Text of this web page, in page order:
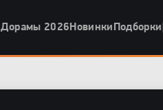
Дорамы 2026 Новинки Подборки